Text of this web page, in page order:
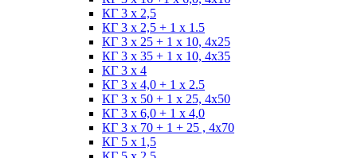
КГ 3 х 2,5
КГ 3 х 2,5 + 1 x 1.5
КГ 3 х 25 + 1 х 10, 4х25
КГ 3 х 35 + 1 x 10, 4х35
КГ 3 х 4
КГ 3 х 4,0 + 1 x 2.5
КГ 3 х 50 + 1 x 25, 4х50
КГ 3 х 6,0 + 1 x 4,0
КГ 3 х 70 + 1 + 25 , 4х70
КГ 5 х 1,5